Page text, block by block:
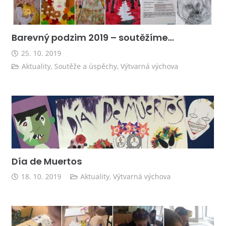
Barevný podzim 2019 – soutěžíme…
25. 10. 2019
Aktuality, Soutěže a úspěchy, Výtvarná výchova
Día de Muertos
18. 10. 2019 Aktuality,Výtvarná výchova